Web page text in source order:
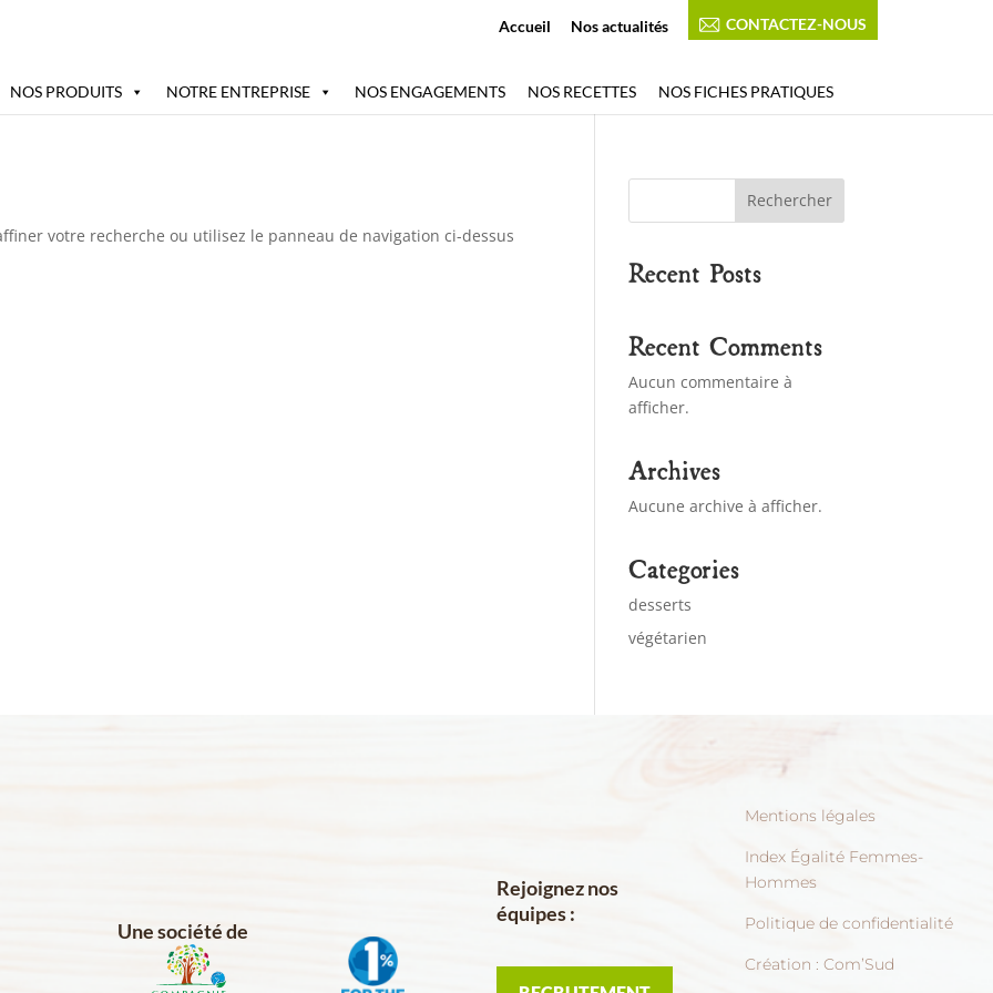
Accueil Nos actualités CONTACTEZ-NOUS
NOS PRODUITS NOTRE ENTREPRISE NOS ENGAGEMENTS NOS RECETTES NOS FICHES PRATIQUES
votre recherche ou utilisez le panneau de navigation ci-dessus
Rechercher
Recent Posts
Recent Comments
Aucun commentaire à
afficher.
Archives
Aucune archive à afficher.
Categories
desserts
végétarien
Une société de
Rejoignez nos
équipes :
Mentions légales
Index Égalité Femmes-
Hommes
Politique de confidentialité
Création : Com’Sud